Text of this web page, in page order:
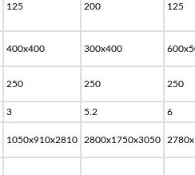
125 200 125
400x400 300x400
250 250 250
3 5.2 6
1050x910x2810 2800x1750x3050